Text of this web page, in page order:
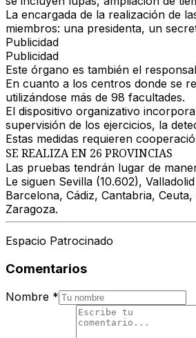
La encargada de la realización de
miembros: una presidenta, un
Publicidad
Publicidad
Este órgano es también el
En cuanto a los centros donde se
utilizándose más de 98 facultades.
El dispositivo organizativo
supervisión de los ejercicios, la
Estas medidas requieren
SE REALIZA EN 26 PROVINCIAS
Las pruebas tendrán lugar de
Le siguen Sevilla (10.602),
Barcelona, Cádiz, Cantabria,
Zaragoza.
Espacio Patrocinado
Comentarios
Nombre *